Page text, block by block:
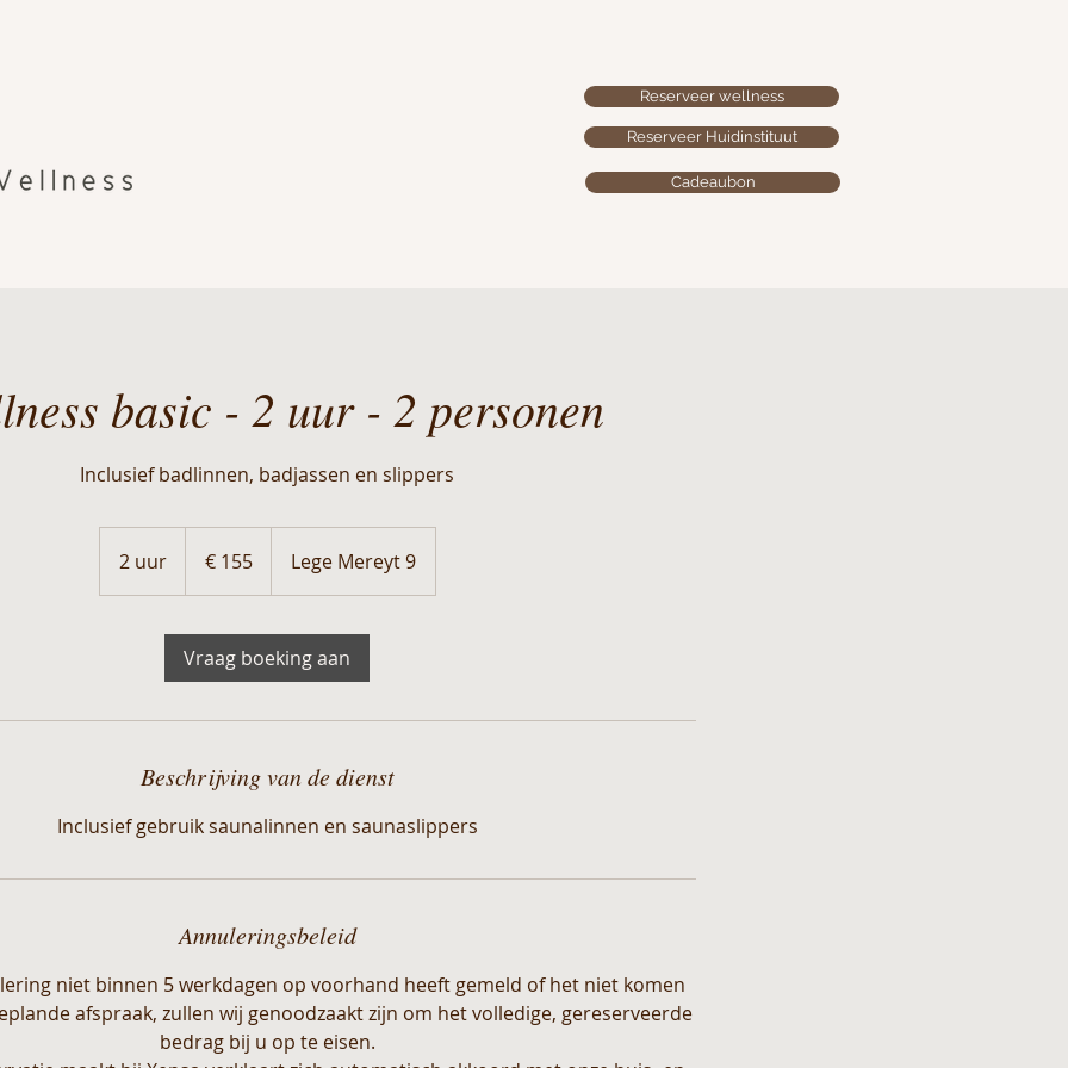
Reserveer wellness
Reserveer Huidinstituut
Cadeaubon
basic - 2 uur - 2 personen
Inclusief badlinnen, badjassen en slippers
2 uur2
u
€ 155 Lege Mereyt 9
Vraag boeking aan
Beschrijving van de dienst
Inclusief gebruik saunalinnen en saunaslippers
Annuleringsbeleid
niet binnen 5 werkdagen op voorhand heeft gemeld of het niet komen
afspraak, zullen wij genoodzaakt zijn om het volledige, gereserveerde
bedrag bij u op te eisen.